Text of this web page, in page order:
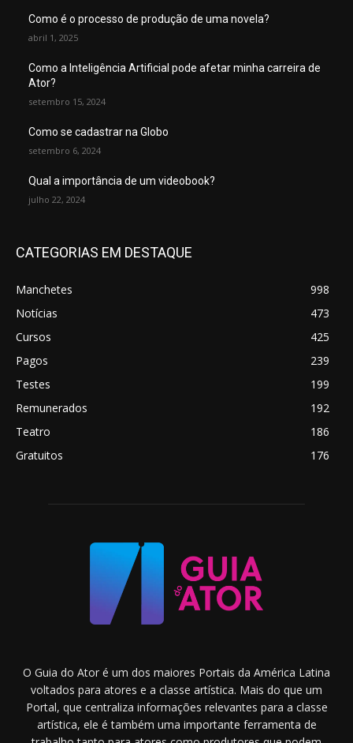
Como é o processo de produção de uma novela?
abril 1, 2025
Como a Inteligência Artificial pode afetar minha carreira de
Ator?
setembro 15, 2024
Como se cadastrar na Globo
setembro 6, 2024
Qual a importância de um videobook?
julho 22, 2024
CATEGORIAS EM DESTAQUE
Manchetes
998
Notícias
473
Cursos
425
Pagos
239
Testes
199
Remunerados
192
Teatro
186
Gratuitos
176
O Guia do Ator é um dos maiores Portais da América Latina
voltados para atores e a classe artística. Mais do que um
Portal, que centraliza informações relevantes para a classe
artística, ele é também uma importante ferramenta de